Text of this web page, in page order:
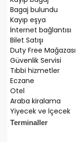
Bagaj bulundu
Kayıp eşya
İnternet bağlantısı
Bilet Satışı
Duty Free Mağazası
Güvenlik Servisi
Tıbbi hizmetler
Eczane
Otel
Araba kiralama
Yiyecek ve İçecek
Terminaller